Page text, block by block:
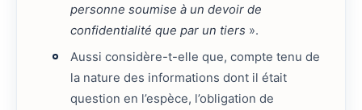
personne soumise à un devoir de
confidentialité que par un tiers ».
Aussi considère-t-elle que, compte tenu de
la nature des informations dont il était
question en l’espèce, l’obligation de